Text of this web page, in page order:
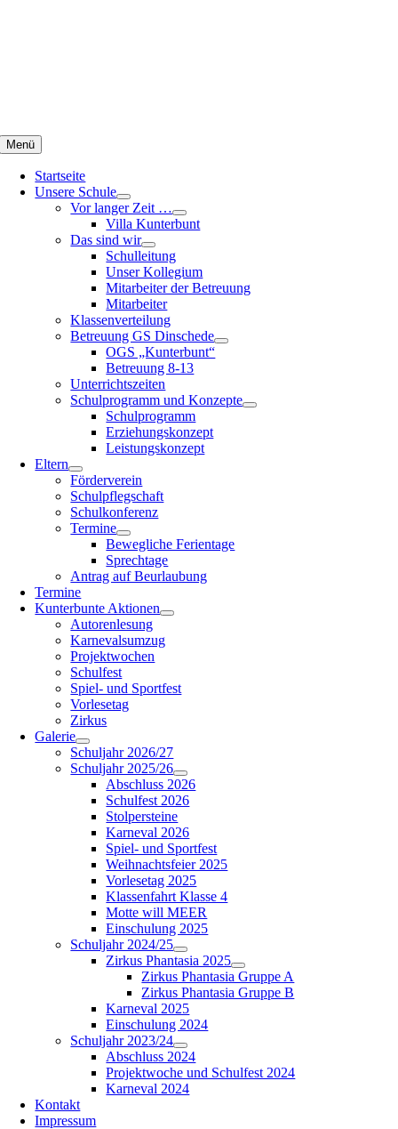
Menü
Startseite
Unsere Schule
Vor langer Zeit …
Villa Kunterbunt
Das sind wir
Schulleitung
Unser Kollegium
Mitarbeiter der Betreuung
Mitarbeiter
Klassenverteilung
Betreuung GS Dinschede
OGS „Kunterbunt“
Betreuung 8-13
Unterrichtszeiten
Schulprogramm und Konzepte
Schulprogramm
Erziehungskonzept
Leistungskonzept
Eltern
Förderverein
Schulpflegschaft
Schulkonferenz
Termine
Bewegliche Ferientage
Sprechtage
Antrag auf Beurlaubung
Termine
Kunterbunte Aktionen
Autorenlesung
Karnevalsumzug
Projektwochen
Schulfest
Spiel- und Sportfest
Vorlesetag
Zirkus
Galerie
Schuljahr 2026/27
Schuljahr 2025/26
Abschluss 2026
Schulfest 2026
Stolpersteine
Karneval 2026
Spiel- und Sportfest
Weihnachtsfeier 2025
Vorlesetag 2025
Klassenfahrt Klasse 4
Motte will MEER
Einschulung 2025
Schuljahr 2024/25
Zirkus Phantasia 2025
Zirkus Phantasia Gruppe A
Zirkus Phantasia Gruppe B
Karneval 2025
Einschulung 2024
Schuljahr 2023/24
Abschluss 2024
Projektwoche und Schulfest 2024
Karneval 2024
Kontakt
Impressum